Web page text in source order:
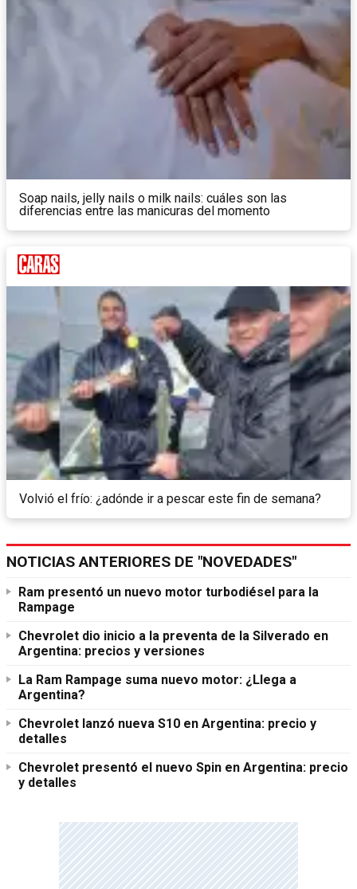
Soap nails, jelly nails o milk nails: cuáles son las
diferencias entre las manicuras del momento
Volvió el frío: ¿adónde ir a pescar este fin de semana?
NOTICIAS ANTERIORES DE "NOVEDADES"
Ram presentó un nuevo motor turbodiésel para la
Rampage
Chevrolet dio inicio a la preventa de la Silverado en
Argentina: precios y versiones
La Ram Rampage suma nuevo motor: ¿Llega a
Argentina?
Chevrolet lanzó nueva S10 en Argentina: precio y
detalles
Chevrolet presentó el nuevo Spin en Argentina: precio
y detalles